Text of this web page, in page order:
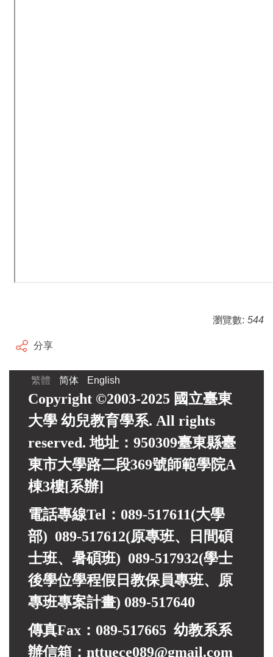
瀏覽數: 544
分享
繁體 简体 English
Copyright ©2003-2025 國立臺東
大學 幼兒教育學系. All rights
reserved. 地址：950309臺東縣臺
東市大學路二段369號師範學院A
棟3樓[系辦]
電話專線Tel：089-517611(大學
部) 089-517612(原專班、日間碩
士班、暑碩班) 089-517932(學士
後學位學程假日教保員專班、 原
專班專案計畫) 089-517640
傳真Fax：089-517665 幼教系系
辦信箱：nttuece089@gmail.com